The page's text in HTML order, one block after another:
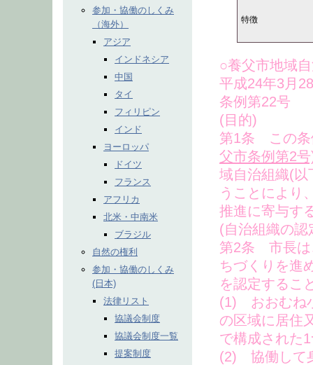
参加・協働のしくみ
（海外）
アジア
インドネシア
中国
タイ
フィリピン
インド
ヨーロッパ
ドイツ
フランス
アフリカ
北米・中南米
ブラジル
自然の権利
参加・協働のしくみ
(日本)
法律リスト
協議会制度
協議会制度一覧
提案制度
特徴
○養父市地域
平成24年3月
条例第22号
(目的)
第1条 この条
父市条例第2
域自治組織(以
うことにより
推進に寄与す
(自治組織の認
第2条 市長は
ちづくりを進
を認定するこ
(1) おおむね
の区域に居住
で構成された
(2) 協働して